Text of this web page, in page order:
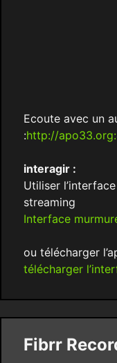
Ecoute avec un
:http://
interagir :
Utiliser
streaming
Interface
ou télécharger
télécharger
Fibrr